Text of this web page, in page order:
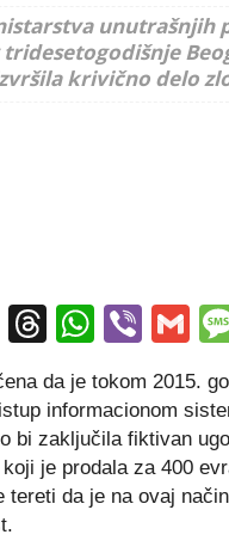
unutrašnjih
krivično delo
X ThreadsViber
da je tokom 2015.
informacionom
bi zaključila fiktivan
je prodala za 400
tereti da je na ovaj